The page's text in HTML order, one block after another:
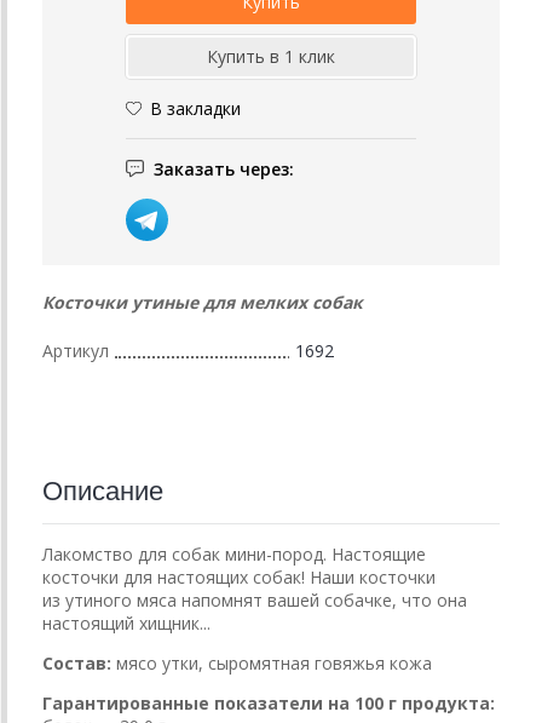
В закладки
Заказать через:
Косточки утиные для мелких собак
Артикул 1692
Описание
Лакомство для собак мини-пород. Настоящие
косточки для настоящих собак! Наши косточки
из утиного мяса напомнят вашей собачке, что она
настоящий хищник...
Состав: мясо утки, сыромятная говяжья кожа
Гарантированные показатели на 100 г продукта: